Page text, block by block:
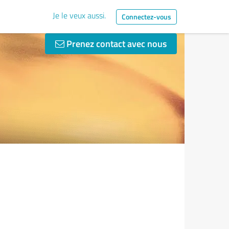
Je le veux aussi. Connectez-vous
Prenez contact avec nous